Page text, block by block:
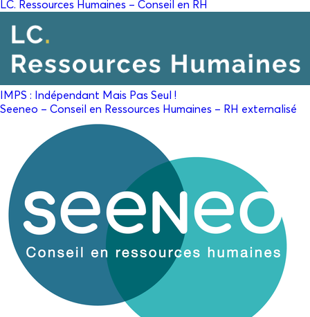
LC. Ressources Humaines – Conseil en RH
IMPS : Indépendant Mais Pas Seul !
Seeneo – Conseil en Ressources Humaines – RH externalisé